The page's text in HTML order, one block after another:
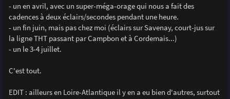
- un en avril, avec un super-méga-orage qui nous a fait des
cadences à deux éclairs/secondes pendant une heure.
- un fin juin, mais pas chez moi (éclairs sur Savenay, court-jus sur
la ligne THT passant par Campbon et à Cordemais...)
- un le 3-4 juillet.
C'est tout.
EDIT : ailleurs en Loire-Atlantique il y en a eu bien d'autres, surtout